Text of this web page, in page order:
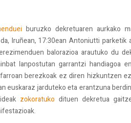
buruzko dekretuaren aurkako
Iruñean, 17:30ean Antoniutti parketik
balorazioa arautuko du
lanpostutan garrantzi handiagoa
berezkoak ez diren hizkuntzen
euskaraz jarduteko eta erantzuna
zokoratuko dituen dekretua